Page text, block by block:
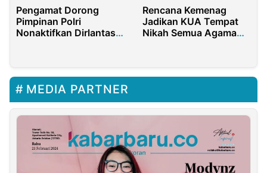
Pengamat Dorong
Pimpinan Polri
Nonaktifkan Dirlantas
Rencana Kemenag
Jadikan KUA Tempat
Nikah Semua Agama
MEDIA PARTNER